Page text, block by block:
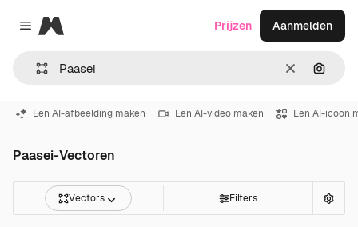
Close menu
Magnific
Wissen
Prijzen Aanmelden
Een AI-afbeelding maken Een AI-video maken Een AI-icoon
Paasei-Vectoren
Vectors Filters